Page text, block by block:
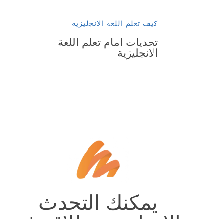
كيف تعلم اللغة الانجليزية
تحديات امام تعلم اللغة
الانجليزية
يمكنك التحدث